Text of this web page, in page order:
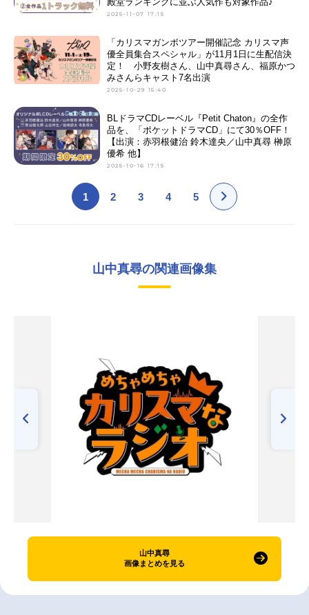
2025-11-07 17:15
「カリスマガンボツアー開催記念 カリスマ声
優全員集合スペシャル」が11月1日に生配信決
定！ 小野友樹さん、山中真尋さん、福原かつ
みさんらキャスト7名出演
2025-10-29 15:40
BLドラマCDレーベル『Petit Chaton』の全作
品を、「ポケットドラマCD」にて30％OFF！
【出演：赤羽根健治 鈴木達央／山中真尋 榊原
優希 他】
2025-10-16 17:15
1 2 3 4 5
山中真尋の関連画像集
山中真尋
画像まとめを見る